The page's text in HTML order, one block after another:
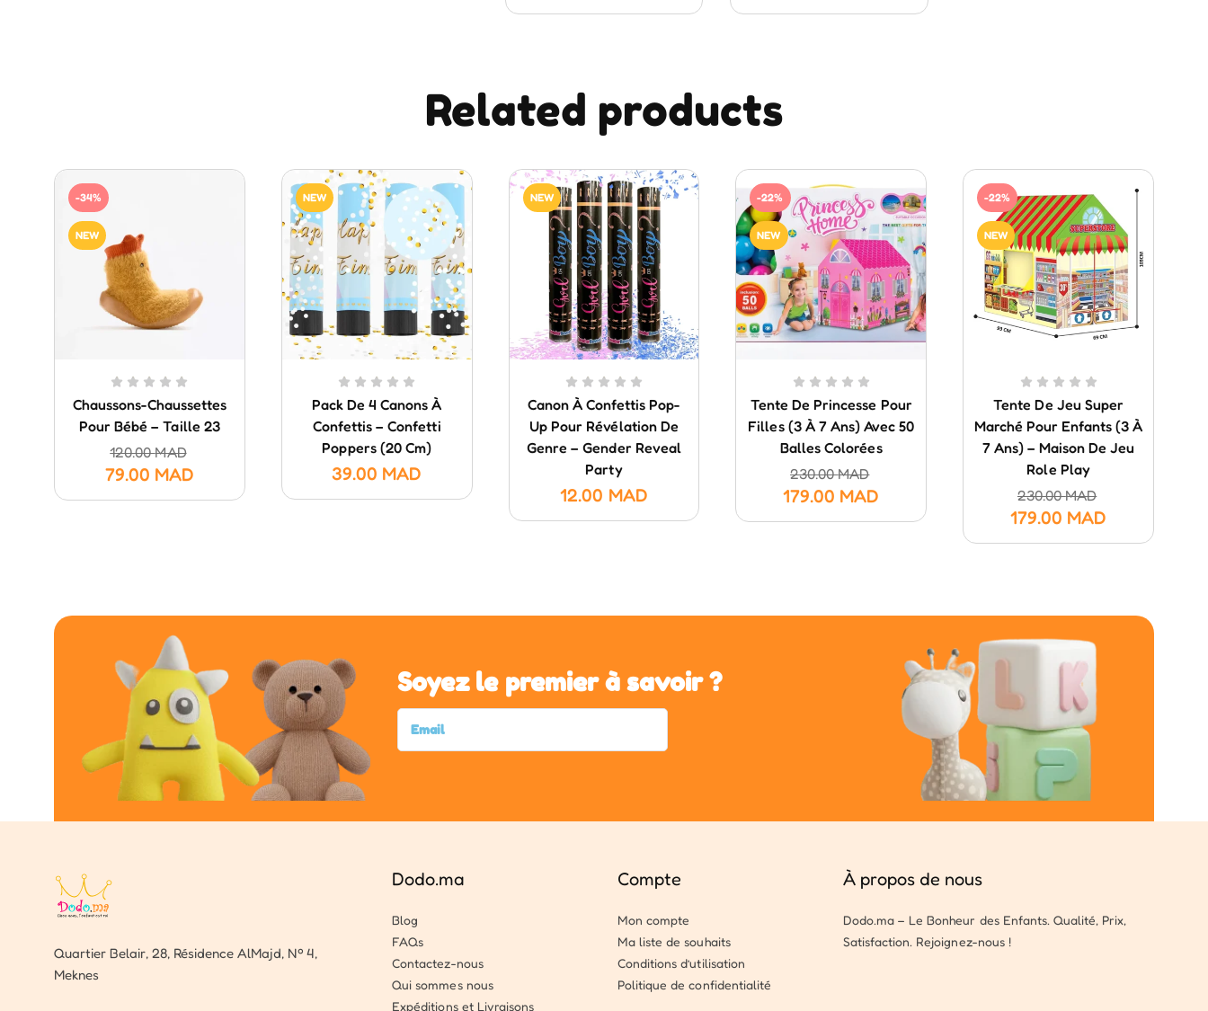
Related products
-34%
NEW
Chaussons-Chaussettes
Pour Bébé – Taille 23
120.00MAD
79.00 MAD
NEW
Pack De 4 Canons À
Confettis – Confetti
Poppers (20 Cm)
39.00 MAD
NEW
Canon À Confettis Pop-
Up Pour Révélation De
Genre – Gender Reveal
Party
12.00 MAD
-22%
NEW
Tente De Princesse Pour
Filles (3 À 7 Ans) Avec 50
Balles Colorées
230.00MAD
179.00 MAD
-22%
NEW
Tente De Jeu Super
Marché Pour Enfants (3 À
7 Ans) – Maison De Jeu
Role Play
230.00MAD
179.00 MAD
Soyez le premier à savoir ?
Quartier Belair, 28, Résidence AlMajd, Nº 4,
Meknes
Dodo.ma
Blog
FAQs
Contactez-nous
Qui sommes nous
Expéditions et Livraisons
Compte
Mon compte
Ma liste de souhaits
Conditions d’utilisation
Politique de confidentialité
À propos de nous
Dodo.ma – Le Bonheur des Enfants. Qualité, Prix,
Satisfaction. Rejoignez-nous !